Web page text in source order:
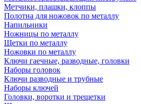
Метчики, плашки, клоппы
Полотна для ножовок по металлу
Напильники
Ножницы по металлу
Щетки по металлу
Ножовки по металлу
Ключи гаечные, разводные, головки
Наборы головок
Ключи разводные и трубные
Наборы ключей
Головки, воротки и трещетки